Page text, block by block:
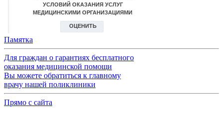
Памятка
Для граждан о гарантиях бесплатного
оказания медицинской помощи
Вы можете обратиться к главному
врачу нашей поликлиники
Прямо с сайта